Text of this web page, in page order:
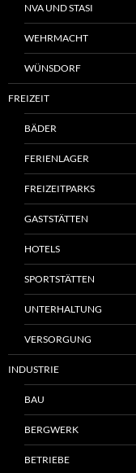
NVA UND STASI
WEHRMACHT
WÜNSDORF
FREIZEIT
BÄDER
FERIENLAGER
FREIZEITPARKS
GASTSTÄTTEN
HOTELS
SPORTSTÄTTEN
UNTERHALTUNG
VERSORGUNG
INDUSTRIE
BAU
BERGWERK
BETRIEBE